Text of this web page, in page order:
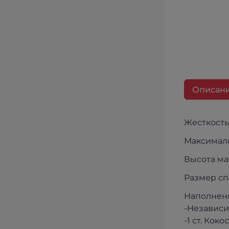
Высота
Размер
-
-1 ст.